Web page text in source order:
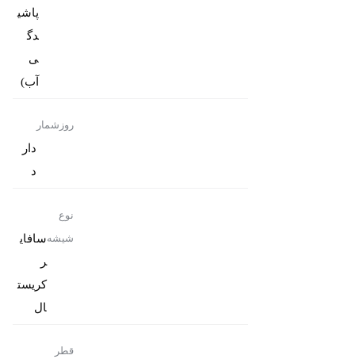
پاشی
دگ
ی
آب)
روزشمار
دار
د
نوع
شیشهسافای
ر
کریست
ال
قطر